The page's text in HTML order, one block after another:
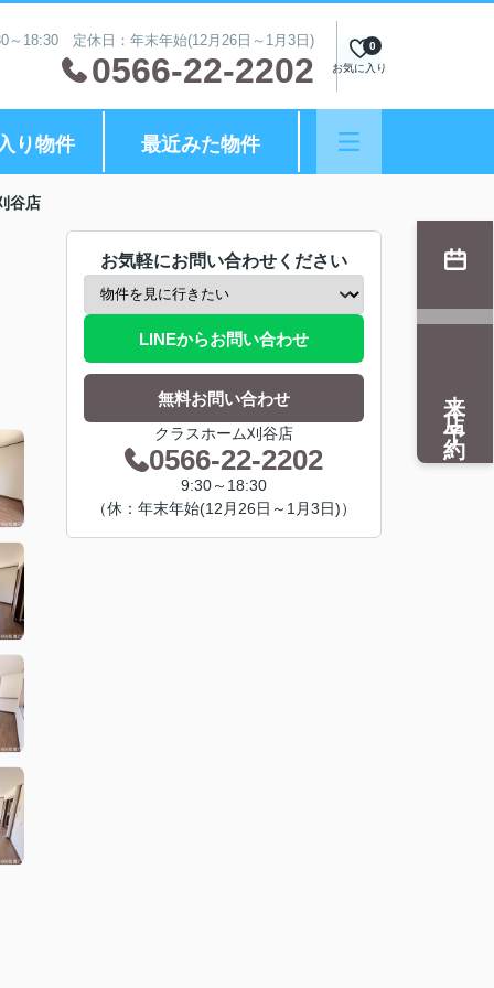
～18:30 定休日：年末年始(12月26日～1月3日)
0566-22-2202 お気に入り
0
り物件 最近みた物件
谷店
お気軽にお問い合わせください
LINEからお問い合わせ
無料お問い合わせ
クラスホーム刈谷店
0566-22-2202
9:30～18:30
（休：年末年始(12月26日～1月3日)）
来店予約